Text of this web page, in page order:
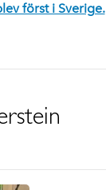
först i Sverige.